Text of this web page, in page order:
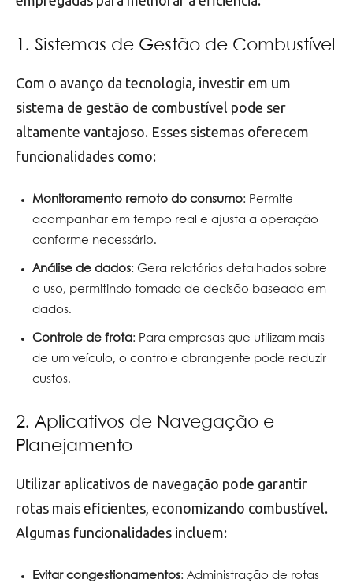
1. Sistemas de Gestão de Combustível
Com o avanço da tecnologia, investir em um
sistema de gestão de combustível pode ser
altamente vantajoso. Esses sistemas oferecem
funcionalidades como:
Monitoramento remoto do consumo: Permite
acompanhar em tempo real e ajusta a operação
conforme necessário.
Análise de dados: Gera relatórios detalhados sobre
o uso, permitindo tomada de decisão baseada em
dados.
Controle de frota: Para empresas que utilizam mais
de um veículo, o controle abrangente pode reduzir
custos.
2. Aplicativos de Navegação e
Planejamento
Utilizar aplicativos de navegação pode garantir
rotas mais eficientes, economizando combustível.
Algumas funcionalidades incluem:
Evitar congestionamentos: Administração de rotas